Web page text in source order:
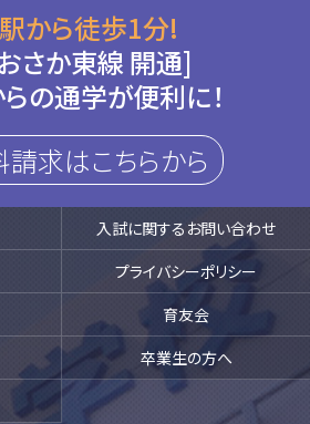
から徒歩1分!
さか東線 開通]
の通学が便利に！
請求はこちらから
入試に関するお問い合わせ
プライバシーポリシー
育友会
卒業生の方へ